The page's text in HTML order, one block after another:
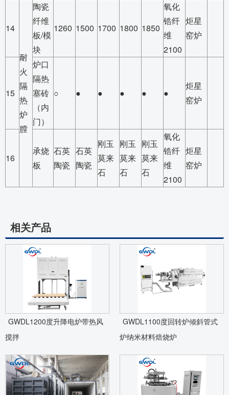
14
耐
火
隔
热
炉
膛
陶瓷
纤维
板/模
块
1260 1500 1700 1800 1850
氧化
锆纤
维
2100
炬星
窑炉
15
炉口
隔热
塞砖
（内
门）
○ ● ● ● ● ●
炬星
窑炉
16
承烧
板
石英
陶瓷
石英
陶瓷
刚玉
莫来
石
刚玉
莫来
石
刚玉
莫来
石
氧化
锆纤
维
2100
炬星
窑炉
相关产品
GWDL1200度升降电炉带热风
搅拌
GWDL1100度回转炉倾斜管式
炉纳米材料焙烧炉